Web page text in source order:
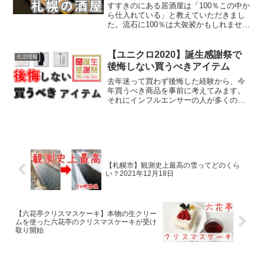
すすきのにある居酒屋は「100％この中か
ら仕入れている」と教えていただきまし
た。流石に100％は大袈裟かもしれません
を自宅でお得に楽しみたい方は利用して
みて下さい。順番...
生活情報
【ユニクロ2020】誕生感謝祭で
後悔しない買うべきアイテム
去年迷って買わず後悔した経験から、今
年買うべき商品を事前に考えてみます。
それにインフルエンサーの人が多くの商
【札幌市】観測史上最高の雪ってどのくら
い？2021年12月18日
【六花亭クリスマスケーキ】本物の生クリー
ムを使った六花亭のクリスマスケーキが受け
取り開始